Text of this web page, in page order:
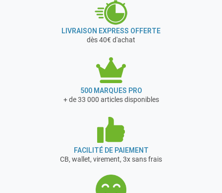
LIVRAISON EXPRESS OFFERTE
dès 40€ d'achat
500 MARQUES PRO
+ de 33 000 articles disponibles
FACILITÉ DE PAIEMENT
CB, wallet, virement, 3x sans frais